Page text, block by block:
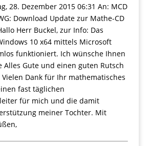
28. Dezember 2015 06:31 An: MCD
Download Update zur Mathe-CD
Herr Buckel, zur Info: Das
10 x64 mittels Microsoft
funktioniert. Ich wünsche Ihnen
Alles Gute und einen guten Rutsch
Vielen Dank für Ihr mathematisches
fast täglichen
für mich und die damit
meiner Tochter. Mit